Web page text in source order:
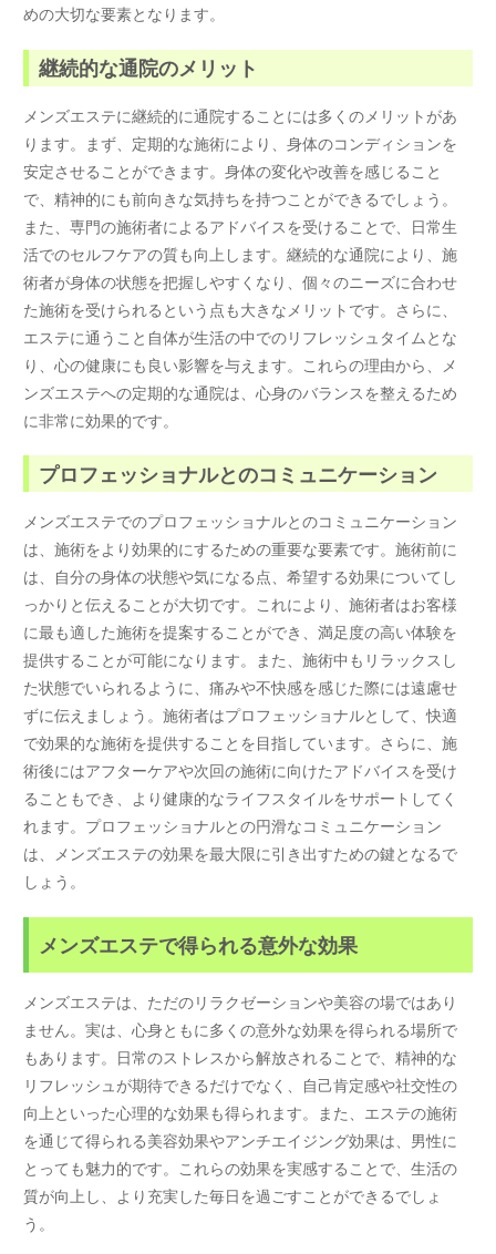
めの大切な要素となります。
継続的な通院のメリット
メンズエステに継続的に通院することには多くのメリットがあ
ります。まず、定期的な施術により、身体のコンディションを
安定させることができます。身体の変化や改善を感じること
で、精神的にも前向きな気持ちを持つことができるでしょう。
また、専門の施術者によるアドバイスを受けることで、日常生
活でのセルフケアの質も向上します。継続的な通院により、施
術者が身体の状態を把握しやすくなり、個々のニーズに合わせ
た施術を受けられるという点も大きなメリットです。さらに、
エステに通うこと自体が生活の中でのリフレッシュタイムとな
り、心の健康にも良い影響を与えます。これらの理由から、メ
ンズエステへの定期的な通院は、心身のバランスを整えるため
に非常に効果的です。
プロフェッショナルとのコミュニケーション
メンズエステでのプロフェッショナルとのコミュニケーション
は、施術をより効果的にするための重要な要素です。施術前に
は、自分の身体の状態や気になる点、希望する効果についてし
っかりと伝えることが大切です。これにより、施術者はお客様
に最も適した施術を提案することができ、満足度の高い体験を
提供することが可能になります。また、施術中もリラックスし
た状態でいられるように、痛みや不快感を感じた際には遠慮せ
ずに伝えましょう。施術者はプロフェッショナルとして、快適
で効果的な施術を提供することを目指しています。さらに、施
術後にはアフターケアや次回の施術に向けたアドバイスを受け
ることもでき、より健康的なライフスタイルをサポートしてく
れます。プロフェッショナルとの円滑なコミュニケーション
は、メンズエステの効果を最大限に引き出すための鍵となるで
しょう。
メンズエステで得られる意外な効果
メンズエステは、ただのリラクゼーションや美容の場ではあり
ません。実は、心身ともに多くの意外な効果を得られる場所で
もあります。日常のストレスから解放されることで、精神的な
リフレッシュが期待できるだけでなく、自己肯定感や社交性の
向上といった心理的な効果も得られます。また、エステの施術
を通じて得られる美容効果やアンチエイジング効果は、男性に
とっても魅力的です。これらの効果を実感することで、生活の
質が向上し、より充実した毎日を過ごすことができるでしょ
う。